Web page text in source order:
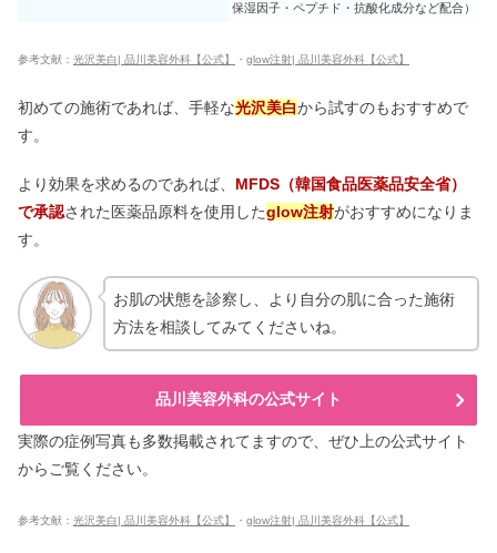
保湿因子・ペプチド・抗酸化成分など配合）
参考文献： 光沢美白| 品川美容外科【公式】 ・ glow注射| 品川美容外科【公式】
初めての施術であれば、手軽な光沢美白から試すのもおすすめで
す。
より効果を求めるのであれば、 MFDS（韓国食品医薬品安全省）
で承認された医薬品原料を使用したglow注射がおすすめになりま
す。
お肌の状態を診察し、より自分の肌に合った施術
方法を相談してみてくださいね。
品川美容外科の公式サイト
実際の症例写真も多数掲載されてますので、ぜひ上の公式サイト
からご覧ください。
参考文献： 光沢美白| 品川美容外科【公式】 ・ glow注射| 品川美容外科【公式】